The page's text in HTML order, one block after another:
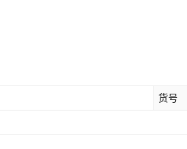
货号